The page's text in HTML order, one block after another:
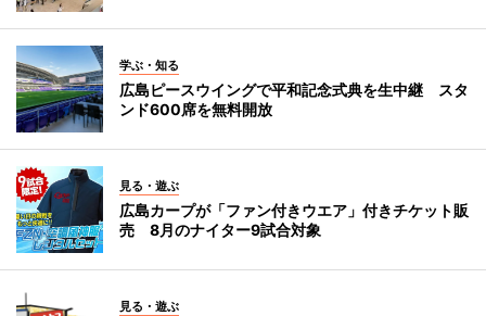
学ぶ・知る
広島ピースウイングで平和記念式典を生中継 スタ
ンド600席を無料開放
見る・遊ぶ
広島カープが「ファン付きウエア」付きチケット販
売 8月のナイター9試合対象
見る・遊ぶ